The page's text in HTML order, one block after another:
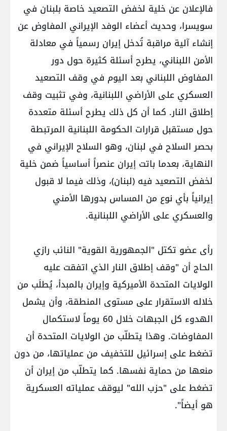
فالإعلان عن خلية لخفض التصعيد خاصة بلبنان في
سويسرا، وحديث أعضاء الوفد الإيراني المفاوض عن
إنشاء آلية مراقبة تُدخل إيران رسمياً في معادلة
الأمن اللبناني، يطرح أسئلة كثيرة حول دور
المفاوض اللبناني بعد اليوم في وقف التصعيد
العسكري على الأراضي اللبنانية، وفي تثبيت وقف
إطلاق النار. كما أن كل ذلك يطرح أسئلة متعددة
حول مستقبل قرارات الحكومة اللبنانية المرتبطة
بحصر السلاح في لبنان، وهو السلاح الإيراني في
النهاية، بعدما باتت إيران عنصراً أساسياً ضمن خلية
لخفض التصعيد فيه (لبنان)، وذلك فيما لا قبول
إيرانياً بأي نوع من المساس بدورها الأمني
والعسكري على الأراضي اللبنانية.
رأى عضو تكتل "الجمهورية القوية" النائب رازي
الحاج أن "وقف إطلاق النار الذي اتفقت عليه
الولايات المتحدة الأميركية وإيران بالمبدأ، يُطلَب من
خلاله الاستقرار على مستوى المنطقة، وأن يشمل
الهدوء كل الجبهات خلال 60 يوماً لاستكمال
المفاوضات. وهذا يتطلّب من الولايات المتحدة أن
تضغط على إسرائيل للتخفيف من عملياتها، من دون
منعها من حماية نفسها. كما يتطلّب من إيران أن
تضغط على "حزب الله" ليوقف عملياته العسكرية
هو أيضاً".